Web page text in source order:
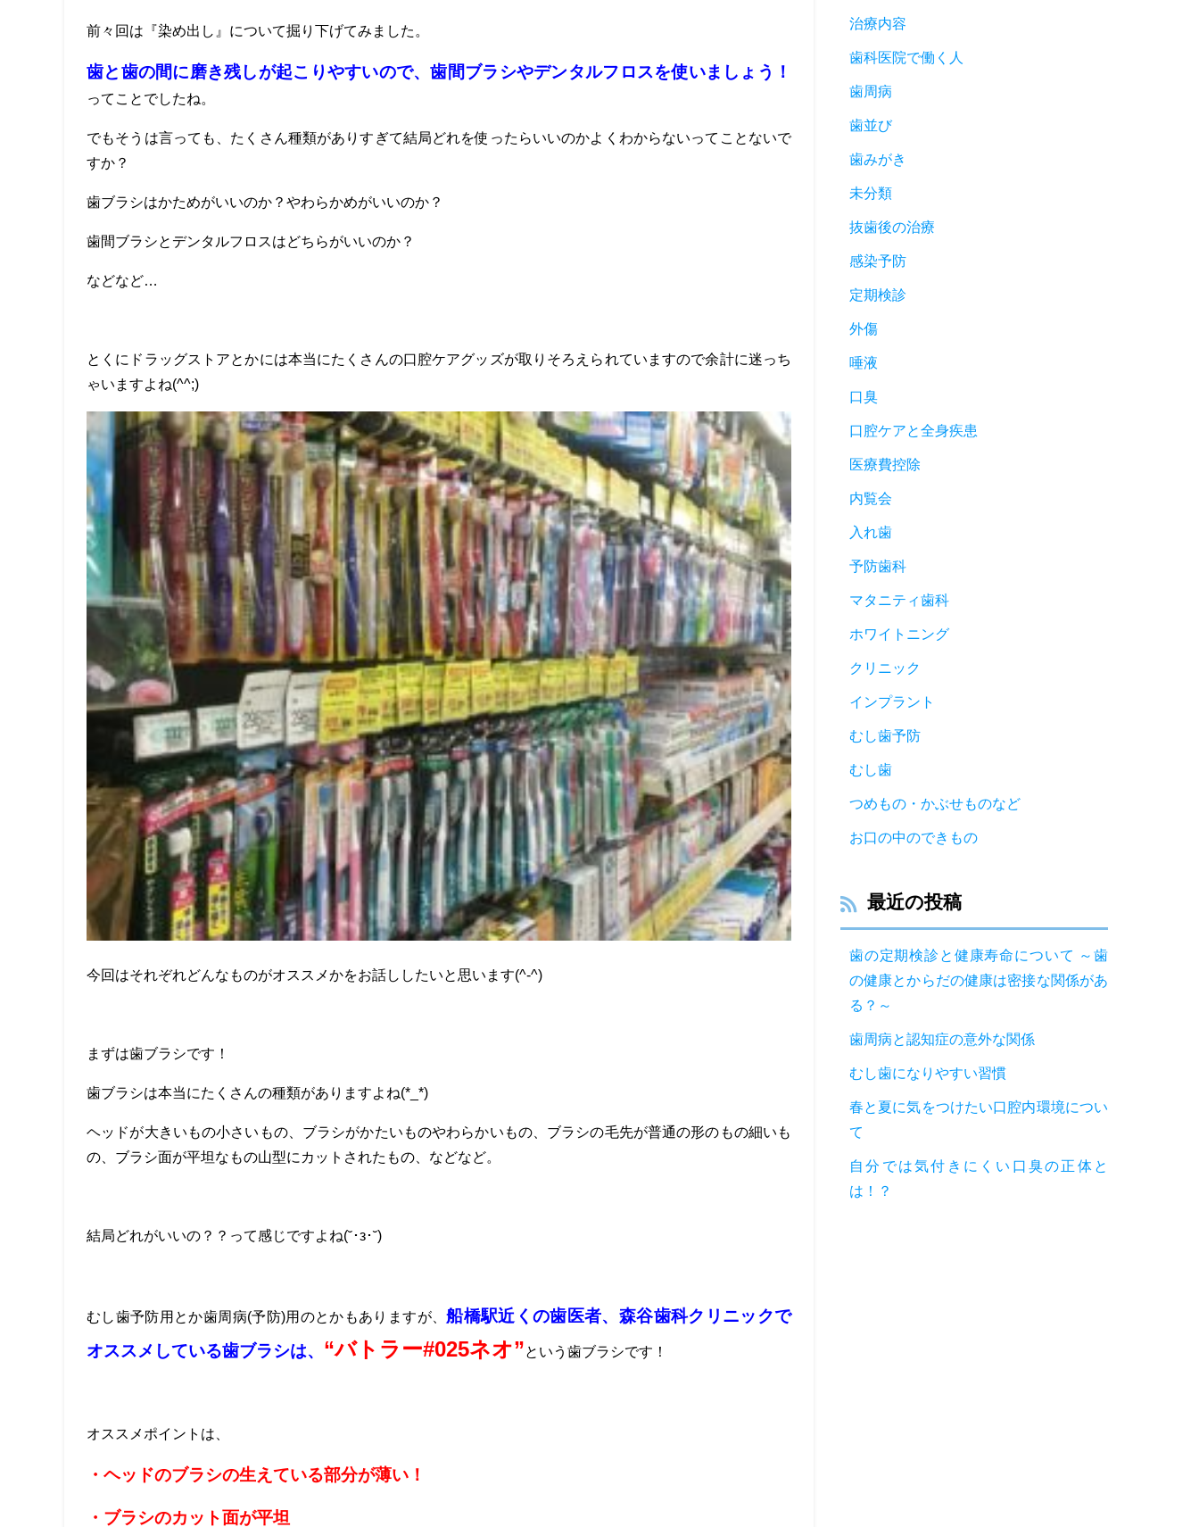
前々回は『染め出し』について掘り下げてみました。
歯と歯の間に磨き残しが起こりやすいので、歯間ブラシやデンタルフロスを使いましょう！
ってことでしたね。
でもそうは言っても、たくさん種類がありすぎて結局どれを使ったらいいのかよくわからないってことないで
すか？
歯ブラシはかためがいいのか？やわらかめがいいのか？
歯間ブラシとデンタルフロスはどちらがいいのか？
などなど…
とくにドラッグストアとかには本当にたくさんの口腔ケアグッズが取りそろえられていますので余計に迷っち
ゃいますよね(^^;)
今回はそれぞれどんなものがオススメかをお話ししたいと思います(^-^)
まずは歯ブラシです！
歯ブラシは本当にたくさんの種類がありますよね(*_*)
ヘッドが大きいもの小さいもの、ブラシがかたいものやわらかいもの、ブラシの毛先が普通の形のもの細いも
の、ブラシ面が平坦なもの山型にカットされたもの、などなど。
結局どれがいいの？？って感じですよね(˘･з･˘)
むし歯予防用とか歯周病(予防)用のとかもありますが、船橋駅近くの歯医者、森谷歯科クリニックで
オススメしている歯ブラシは、 “バトラー#025ネオ”という歯ブラシです！
オススメポイントは、
・ヘッドのブラシの生えている部分が薄い！
・ブラシのカット面が平坦
治療内容
歯科医院で働く人
歯周病
歯並び
歯みがき
未分類
抜歯後の治療
感染予防
定期検診
外傷
唾液
口臭
口腔ケアと全身疾患
医療費控除
内覧会
入れ歯
予防歯科
マタニティ歯科
ホワイトニング
クリニック
インプラント
むし歯予防
むし歯
つめもの・かぶせものなど
お口の中のできもの
最近の投稿
歯の定期検診と健康寿命について ～歯
の健康とからだの健康は密接な関係があ
る？～
歯周病と認知症の意外な関係
むし歯になりやすい習慣
春と夏に気をつけたい口腔内環境につい
て
自分では気付きにくい口臭の正体と
は！？